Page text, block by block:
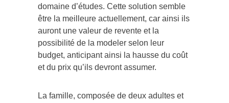
domaine d’études. Cette solution semble
être la meilleure actuellement, car ainsi ils
auront une valeur de revente et la
possibilité de la modeler selon leur
budget, anticipant ainsi la hausse du coût
et du prix qu’ils devront assumer.
La famille, composée de deux adultes et